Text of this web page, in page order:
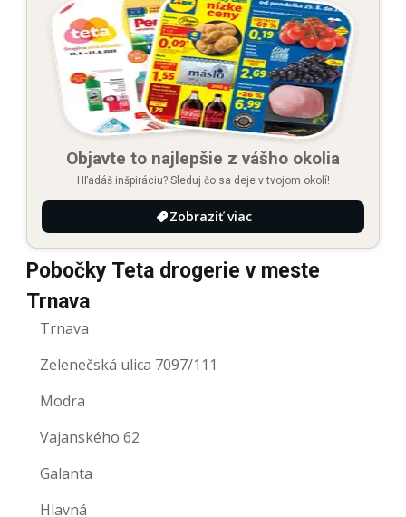
Objavte to najlepšie z vášho okolia
Hľadáš inšpiráciu? Sleduj čo sa deje v tvojom okolí!
Zobraziť viac
Pobočky Teta drogerie v meste
Trnava
Trnava
Zelenečská ulica 7097/111
Modra
Vajanského 62
Galanta
Hlavná